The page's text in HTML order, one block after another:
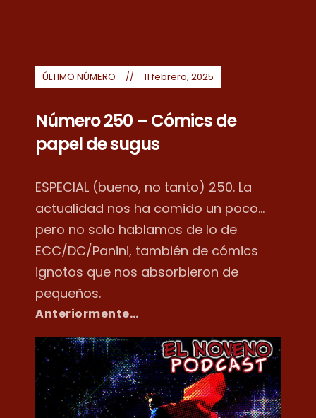
ÚLTIMO NÚMERO 11 febrero, 2025
Número 250 – Cómics de
papel de sugus
ESPECIAL (bueno, no tanto) 250. La
actualidad nos ha comido un poco...
pero no solo hablamos de lo de
ECC/DC/Panini, también de cómics
ignotos que nos absorbieron de
pequeños.
Anteriormente…